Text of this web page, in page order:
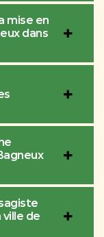
mise en
dans
ville de